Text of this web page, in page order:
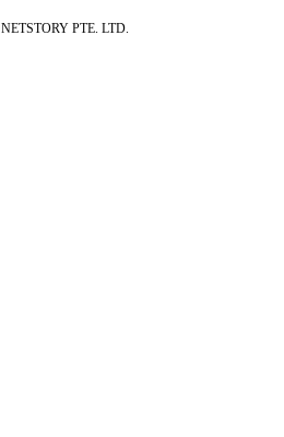
NETSTORY PTE. LTD.